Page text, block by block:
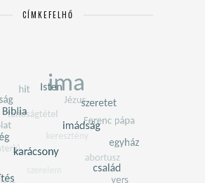
CÍMKEFELHŐ